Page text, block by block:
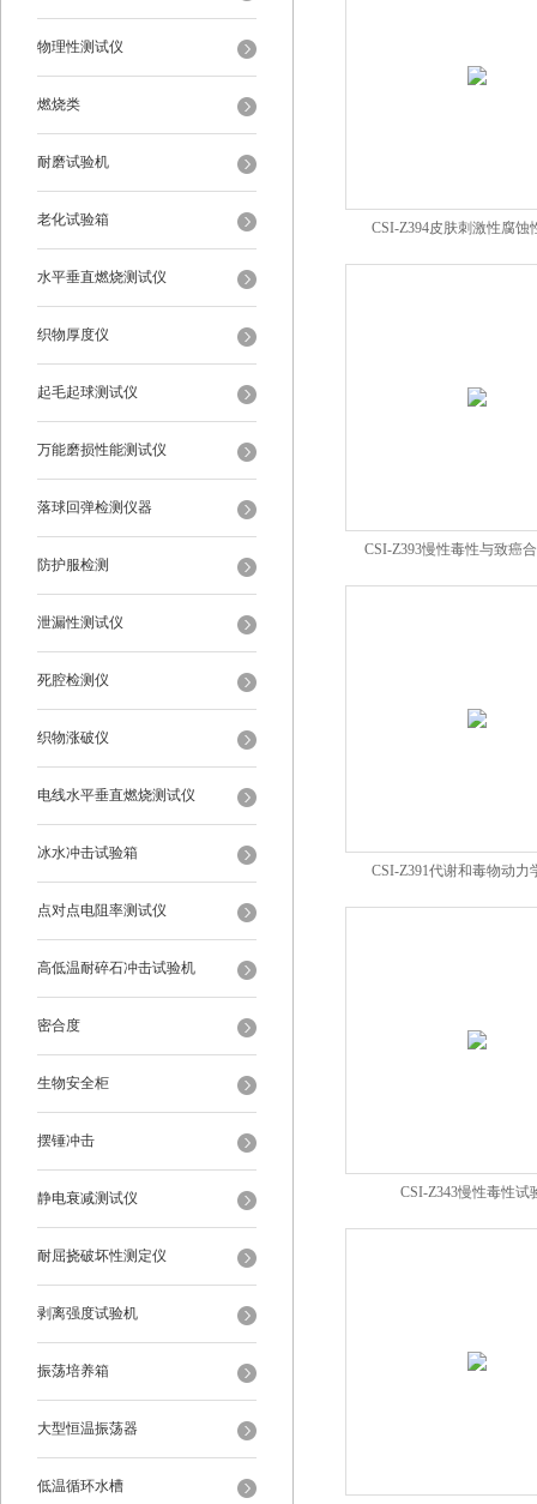
物理性测试仪
燃烧类
耐磨试验机
老化试验箱
水平垂直燃烧测试仪
织物厚度仪
起毛起球测试仪
万能磨损性能测试仪
落球回弹检测仪器
防护服检测
泄漏性测试仪
死腔检测仪
织物涨破仪
电线水平垂直燃烧测试仪
冰水冲击试验箱
点对点电阻率测试仪
高低温耐碎石冲击试验机
密合度
生物安全柜
摆锤冲击
静电衰减测试仪
耐屈挠破坏性测定仪
剥离强度试验机
振荡培养箱
大型恒温振荡器
低温循环水槽
CSI-Z394皮肤刺激性腐蚀
CSI-Z393慢性毒性与致癌
CSI-Z391代谢和毒物动力
CSI-Z343慢性毒性试